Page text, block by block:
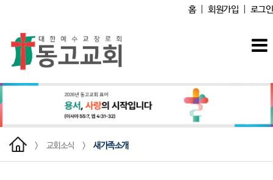
홈 회원가입 로그인
> 교회소식 > 새가족소개